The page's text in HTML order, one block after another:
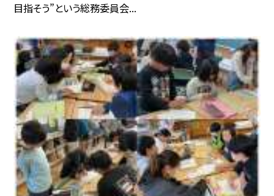
目指そう”という総務委員会...